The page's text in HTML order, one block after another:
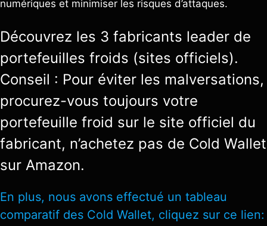
numériques et minimiser les risques d’attaques.
Découvrez les 3 fabricants leader de
portefeuilles froids (sites officiels).
Conseil : Pour éviter les malversations,
procurez-vous toujours votre
portefeuille froid sur le site officiel du
fabricant, n’achetez pas de Cold Wallet
sur Amazon.
En plus, nous avons effectué un tableau
comparatif des Cold Wallet, cliquez sur ce lien: